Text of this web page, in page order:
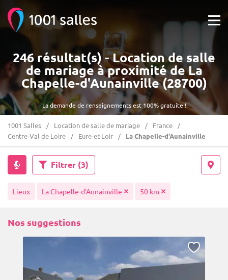
La demande de renseignements est 100% gratuite !
246 résultat(s) - Location de salle
de mariage à proximité de La
Chapelle-d'Aunainville (28700)
1001 Salles Location de salle de mariage
France
Centre-Val de Loire
Eure-et-Loir La Chapelle-d'Aunainville
Filtrer (3)
Lieux La Chapelle-d'Aunainville 50 km
Nos suggestions